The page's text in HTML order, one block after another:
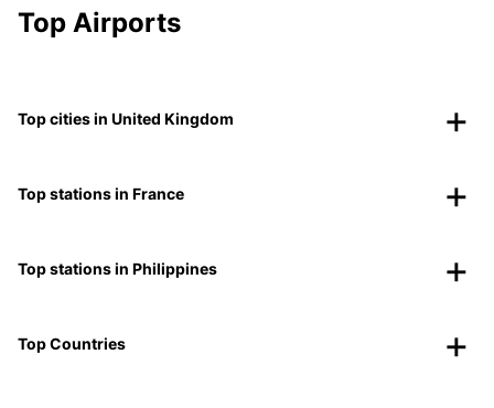
Top Airports
Top cities in United Kingdom
Top stations in France
Top stations in Philippines
Top Countries